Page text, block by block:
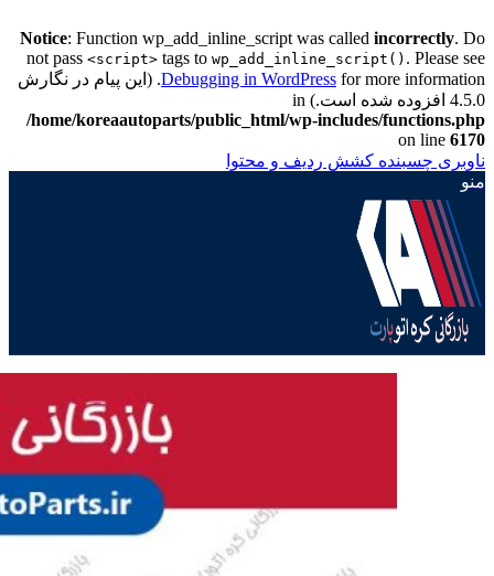
Notice: Function wp_add_inline_script was called incorrectly. Do
not pass <script> tags to wp_add_inline_script() . Please see
Debugging in WordPressfor more information. (این پیام در نگارش
4.5.0 افزوده شده است.) in
/home/koreaautoparts/public_html/wp-includes/functions.php
on line 6170
ناوبری چسبنده کشش ردیف و محتوا
منو